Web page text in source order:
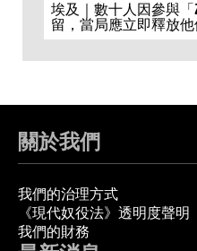
埃及｜數十人因參與
留，當局應立即釋放他
關於我們
我們的治理方式
《現代奴役法》透明度聲明
我們的財務